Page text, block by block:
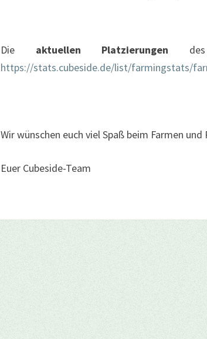
Die aktuellen Platzierungen des
https://stats.cubeside.de/list/farmingstats/
Wir wünschen euch viel Spaß beim Farmen
Euer Cubeside-Team